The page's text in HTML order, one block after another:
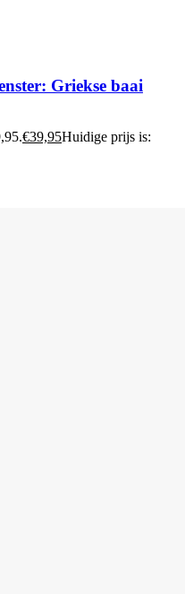
Griekse baai
€39,95Huidige prijs is: